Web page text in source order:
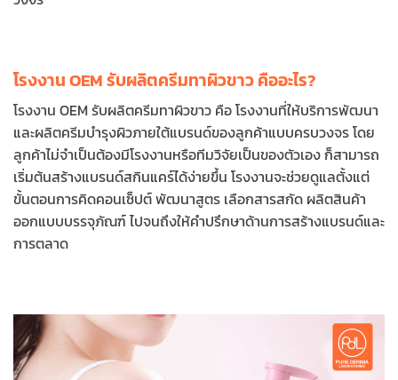
โรงงาน OEM รับผลิตครีมทาผิวขาว คืออะไร?
โรงงาน OEM รับผลิตครีมทาผิวขาว คือ โรงงานที่ให้บริการพัฒนา
และผลิตครีมบำรุงผิวภายใต้แบรนด์ของลูกค้าแบบครบวงจร โดย
ลูกค้าไม่จำเป็นต้องมีโรงงานหรือทีมวิจัยเป็นของตัวเอง ก็สามารถ
เริ่มต้นสร้างแบรนด์สกินแคร์ได้ง่ายขึ้น โรงงานจะช่วยดูแลตั้งแต่
ขั้นตอนการคิดคอนเซ็ปต์ พัฒนาสูตร เลือกสารสกัด ผลิตสินค้า
ออกแบบบรรจุภัณฑ์ ไปจนถึงให้คำปรึกษาด้านการสร้างแบรนด์และ
การตลาด